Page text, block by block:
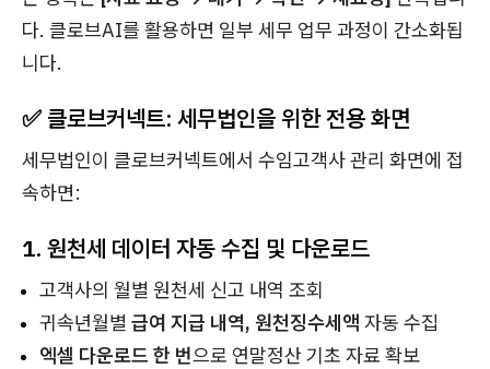
다. 클로브AI를 활용하면 일부 세무 업무 과정이 간소화됩
니다.
✅ 클로브커넥트: 세무법인을 위한 전용 화면
세무법인이 클로브커넥트에서 수임고객사 관리 화면에 접
속하면:
1. 원천세 데이터 자동 수집 및 다운로드
고객사의 월별 원천세 신고 내역 조회
귀속년월별 급여 지급 내역, 원천징수세액 자동 수집
엑셀 다운로드 한 번으로 연말정산 기초 자료 확보